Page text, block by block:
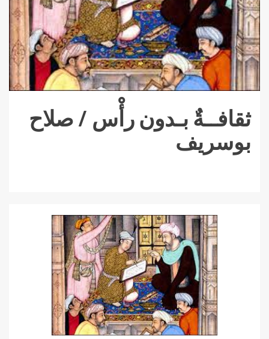
ثقافــةٌ بـدون رأْس / صلاح
بوسريف